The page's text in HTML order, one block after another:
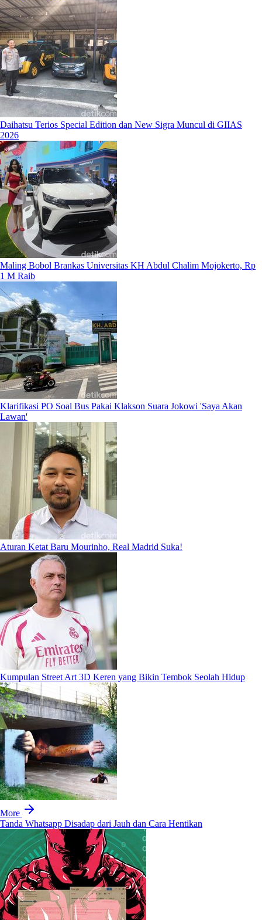
Daihatsu Terios Special Edition dan New Sigra Muncul di GIIAS
2026
Maling Bobol Brankas Universitas KH Abdul Chalim Mojokerto, Rp
1 M Raib
Klarifikasi PO Soal Bus Pakai Klakson Suara Jokowi 'Saya Akan
Lawan'
Aturan Ketat Baru Mourinho, Real Madrid Suka!
Kumpulan Street Art 3D Keren yang Bikin Tembok Seolah Hidup
More
Tanda Whatsapp Disadap dari Jauh dan Cara Hentikan